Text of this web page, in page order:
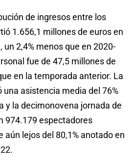
de ingresos entre los
1.656,1 millones de euros en
2,4% menos que en 2020-
fue de 47,5 millones de
en la temporada anterior. La
asistencia media del 76%
y la decimonovena jornada de
974.179 espectadores
aún lejos del 80,1% anotado en